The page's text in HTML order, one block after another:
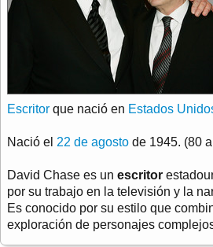
Escritor que nació en Estados
Nació el 22 de agosto de 1945. (80
David Chase es un escritor
por su trabajo en la televisión y la
Es conocido por su estilo que
exploración de personajes